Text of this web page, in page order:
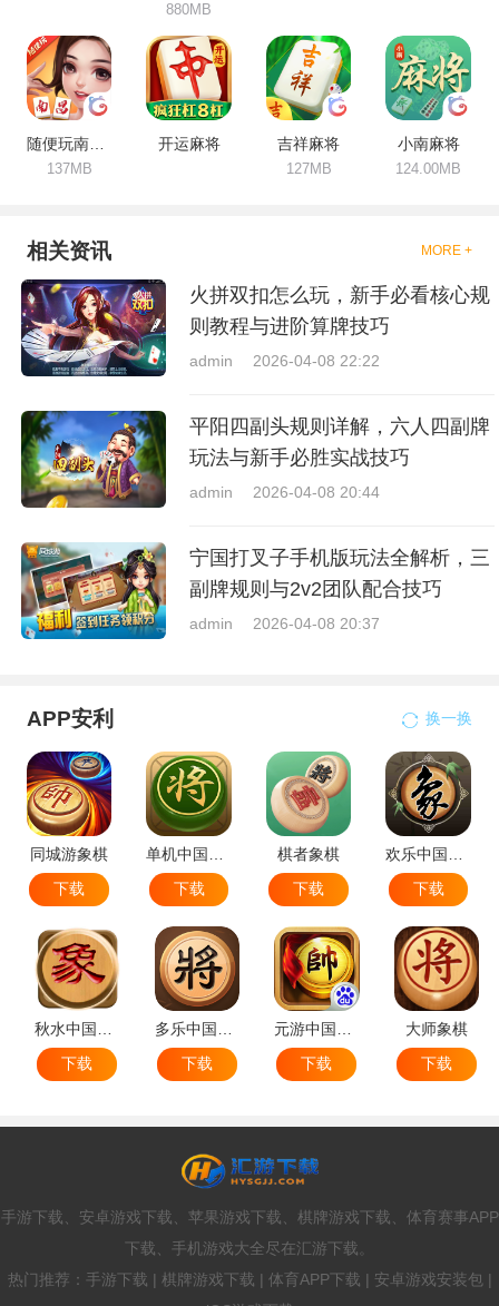
880MB
随便玩南昌麻将
137MB
开运麻将 吉祥麻将
127MB
小南麻将
124.00MB
相关资讯 MORE +
火拼双扣怎么玩，新手必看核心规
则教程与进阶算牌技巧
admin 2026-04-08 22:22
平阳四副头规则详解，六人四副牌
玩法与新手必胜实战技巧
admin 2026-04-08 20:44
宁国打叉子手机版玩法全解析，三
副牌规则与2v2团队配合技巧
admin 2026-04-08 20:37
APP安利 换一换
同城游象棋
下载
单机中国象棋
下载
棋者象棋
下载
欢乐中国象棋
下载
秋水中国象棋
下载
多乐中国象棋
下载
元游中国象棋
下载
大师象棋
下载
手游下载、安卓游戏下载、苹果游戏下载、棋牌游戏下载、体育赛事APP
下载、手机游戏大全尽在汇游下载。
热门推荐：手游下载 | 棋牌游戏下载 | 体育APP下载 | 安卓游戏安装包 |